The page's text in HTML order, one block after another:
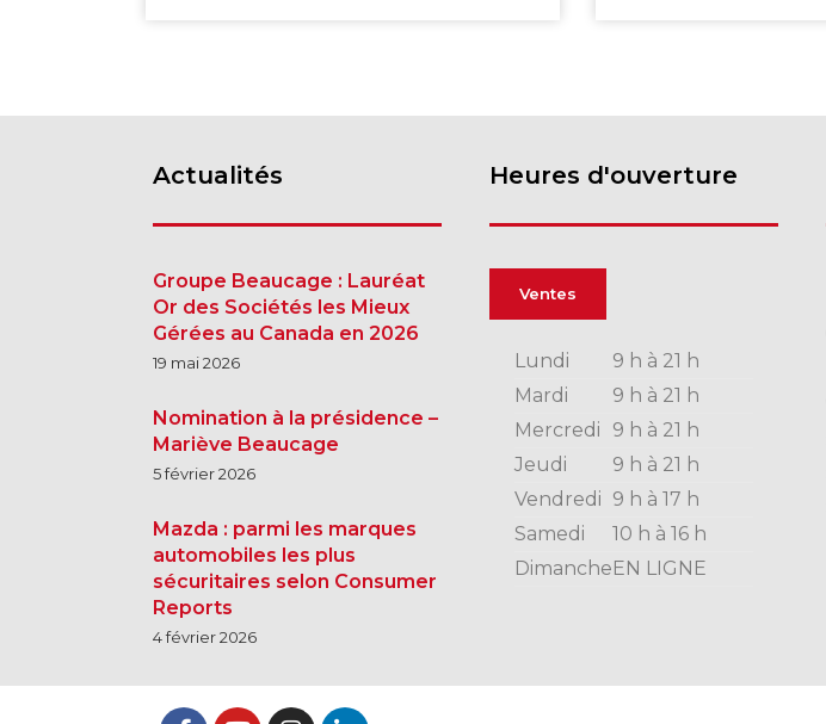
Actualités
Groupe Beaucage : Lauréat
Or des Sociétés les Mieux
Gérées au Canada en 2026
19 mai 2026
Nomination à la présidence –
Mariève Beaucage
5 février 2026
Mazda : parmi les marques
automobiles les plus
sécuritaires selon Consumer
Reports
4 février 2026
Heures d'ouverture
Ventes
Lundi
9 h à 21 h
Mardi
9 h à 21 h
Mercredi
9 h à 21 h
Jeudi
9 h à 21 h
Vendredi 9 h à 17 h
Samedi
10 h à 16 h
DimancheEN LIGNE